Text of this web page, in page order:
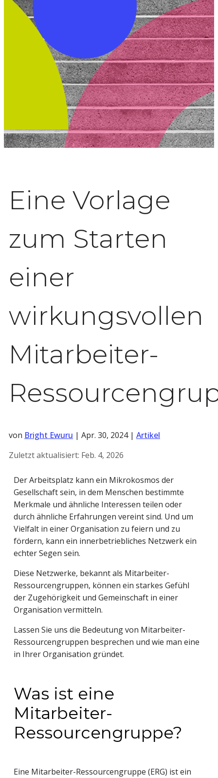
Eine Vorlage
zum Starten
einer
wirkungsvollen
Mitarbeiter-
von Bright Ewuru | Apr. 30, 2024| Artikel
Zuletzt aktualisiert: Feb. 4, 2026
Der Arbeitsplatz kann ein Mikrokosmos der
Gesellschaft sein, in dem Menschen bestimmte
Merkmale und ähnliche Interessen teilen oder
durch ähnliche Erfahrungen vereint sind. Und um
Vielfalt in einer Organisation zu feiern und zu
fördern, kann ein innerbetriebliches Netzwerk ein
echter Segen sein.
Diese Netzwerke, bekannt als Mitarbeiter-
Ressourcengruppen, können ein starkes Gefühl
der Zugehörigkeit und Gemeinschaft in einer
Organisation vermitteln.
Lassen Sie uns die Bedeutung von Mitarbeiter-
Ressourcengruppen besprechen und wie man eine
in Ihrer Organisation gründet.
Was ist eine
Mitarbeiter-
Ressourcengruppe?
Eine Mitarbeiter-Ressourcengruppe (ERG) ist ein